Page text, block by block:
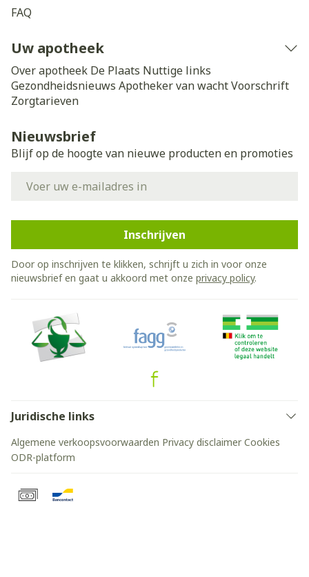
FAQ
Uw apotheek
Over apotheek De Plaats Nuttige links
Gezondheidsnieuws Apotheker van wachtVoorschrift
Zorgtarieven
Nieuwsbrief
Blijf op de hoogte van nieuwe producten en promoties
Inschrijven
Door op inschrijven te klikken, schrijft u zich in voor onze
nieuwsbrief en gaat u akkoord met onze privacy policy.
Juridische links
Algemene verkoopsvoorwaarden Privacy disclaimer Cookies
ODR-platform